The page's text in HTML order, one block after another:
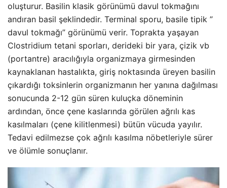
oluşturur. Basilin klasik görünümü davul tokmağını
andıran basil şeklindedir. Terminal sporu, basile tipik ”
davul tokmağı” görünümü verir. Toprakta yaşayan
Clostridium tetani sporları, derideki bir yara, çizik vb
(portantre) aracılığıyla organizmaya girmesinden
kaynaklanan hastalıkta, giriş noktasında üreyen basilin
çıkardığı toksinlerin organizmanın her yanına dağılması
sonucunda 2-12 gün süren kuluçka döneminin
ardından, önce çene kaslarında görülen ağrılı kas
kasılmaları (çene kilitlenmesi) bütün vücuda yayılır.
Tedavi edilmezse çok ağrılı kasılma nöbetleriyle sürer
ve ölümle sonuçlanır.